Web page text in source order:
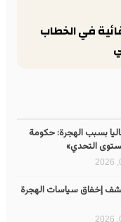
في الخطاب
بسبب الهجرة: حكومة
التحدي»
إخفاق سياسات الهجرة